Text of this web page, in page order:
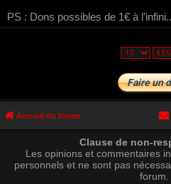
PS : Dons possibles de 1€ à
Accueil du forum
Clause de non-
Les opinions et commentaires
personnels et ne sont pas
forum.